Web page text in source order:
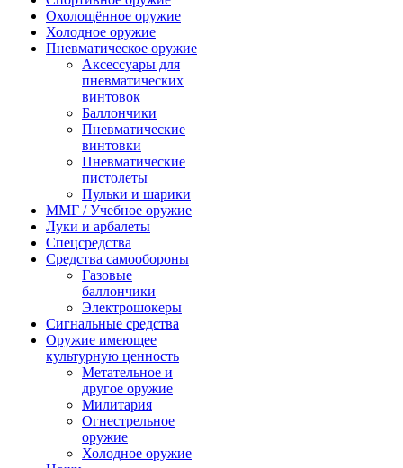
Охолощённое оружие
Холодное оружие
Пневматическое оружие
Аксессуары для
пневматических
винтовок
Баллончики
Пневматические
винтовки
Пневматические
пистолеты
Пульки и шарики
ММГ / Учебное оружие
Луки и арбалеты
Спецсредства
Средства самообороны
Газовые
баллончики
Электрошокеры
Сигнальные средства
Оружие имеющее
культурную ценность
Метательное и
другое оружие
Милитария
Огнестрельное
оружие
Холодное оружие